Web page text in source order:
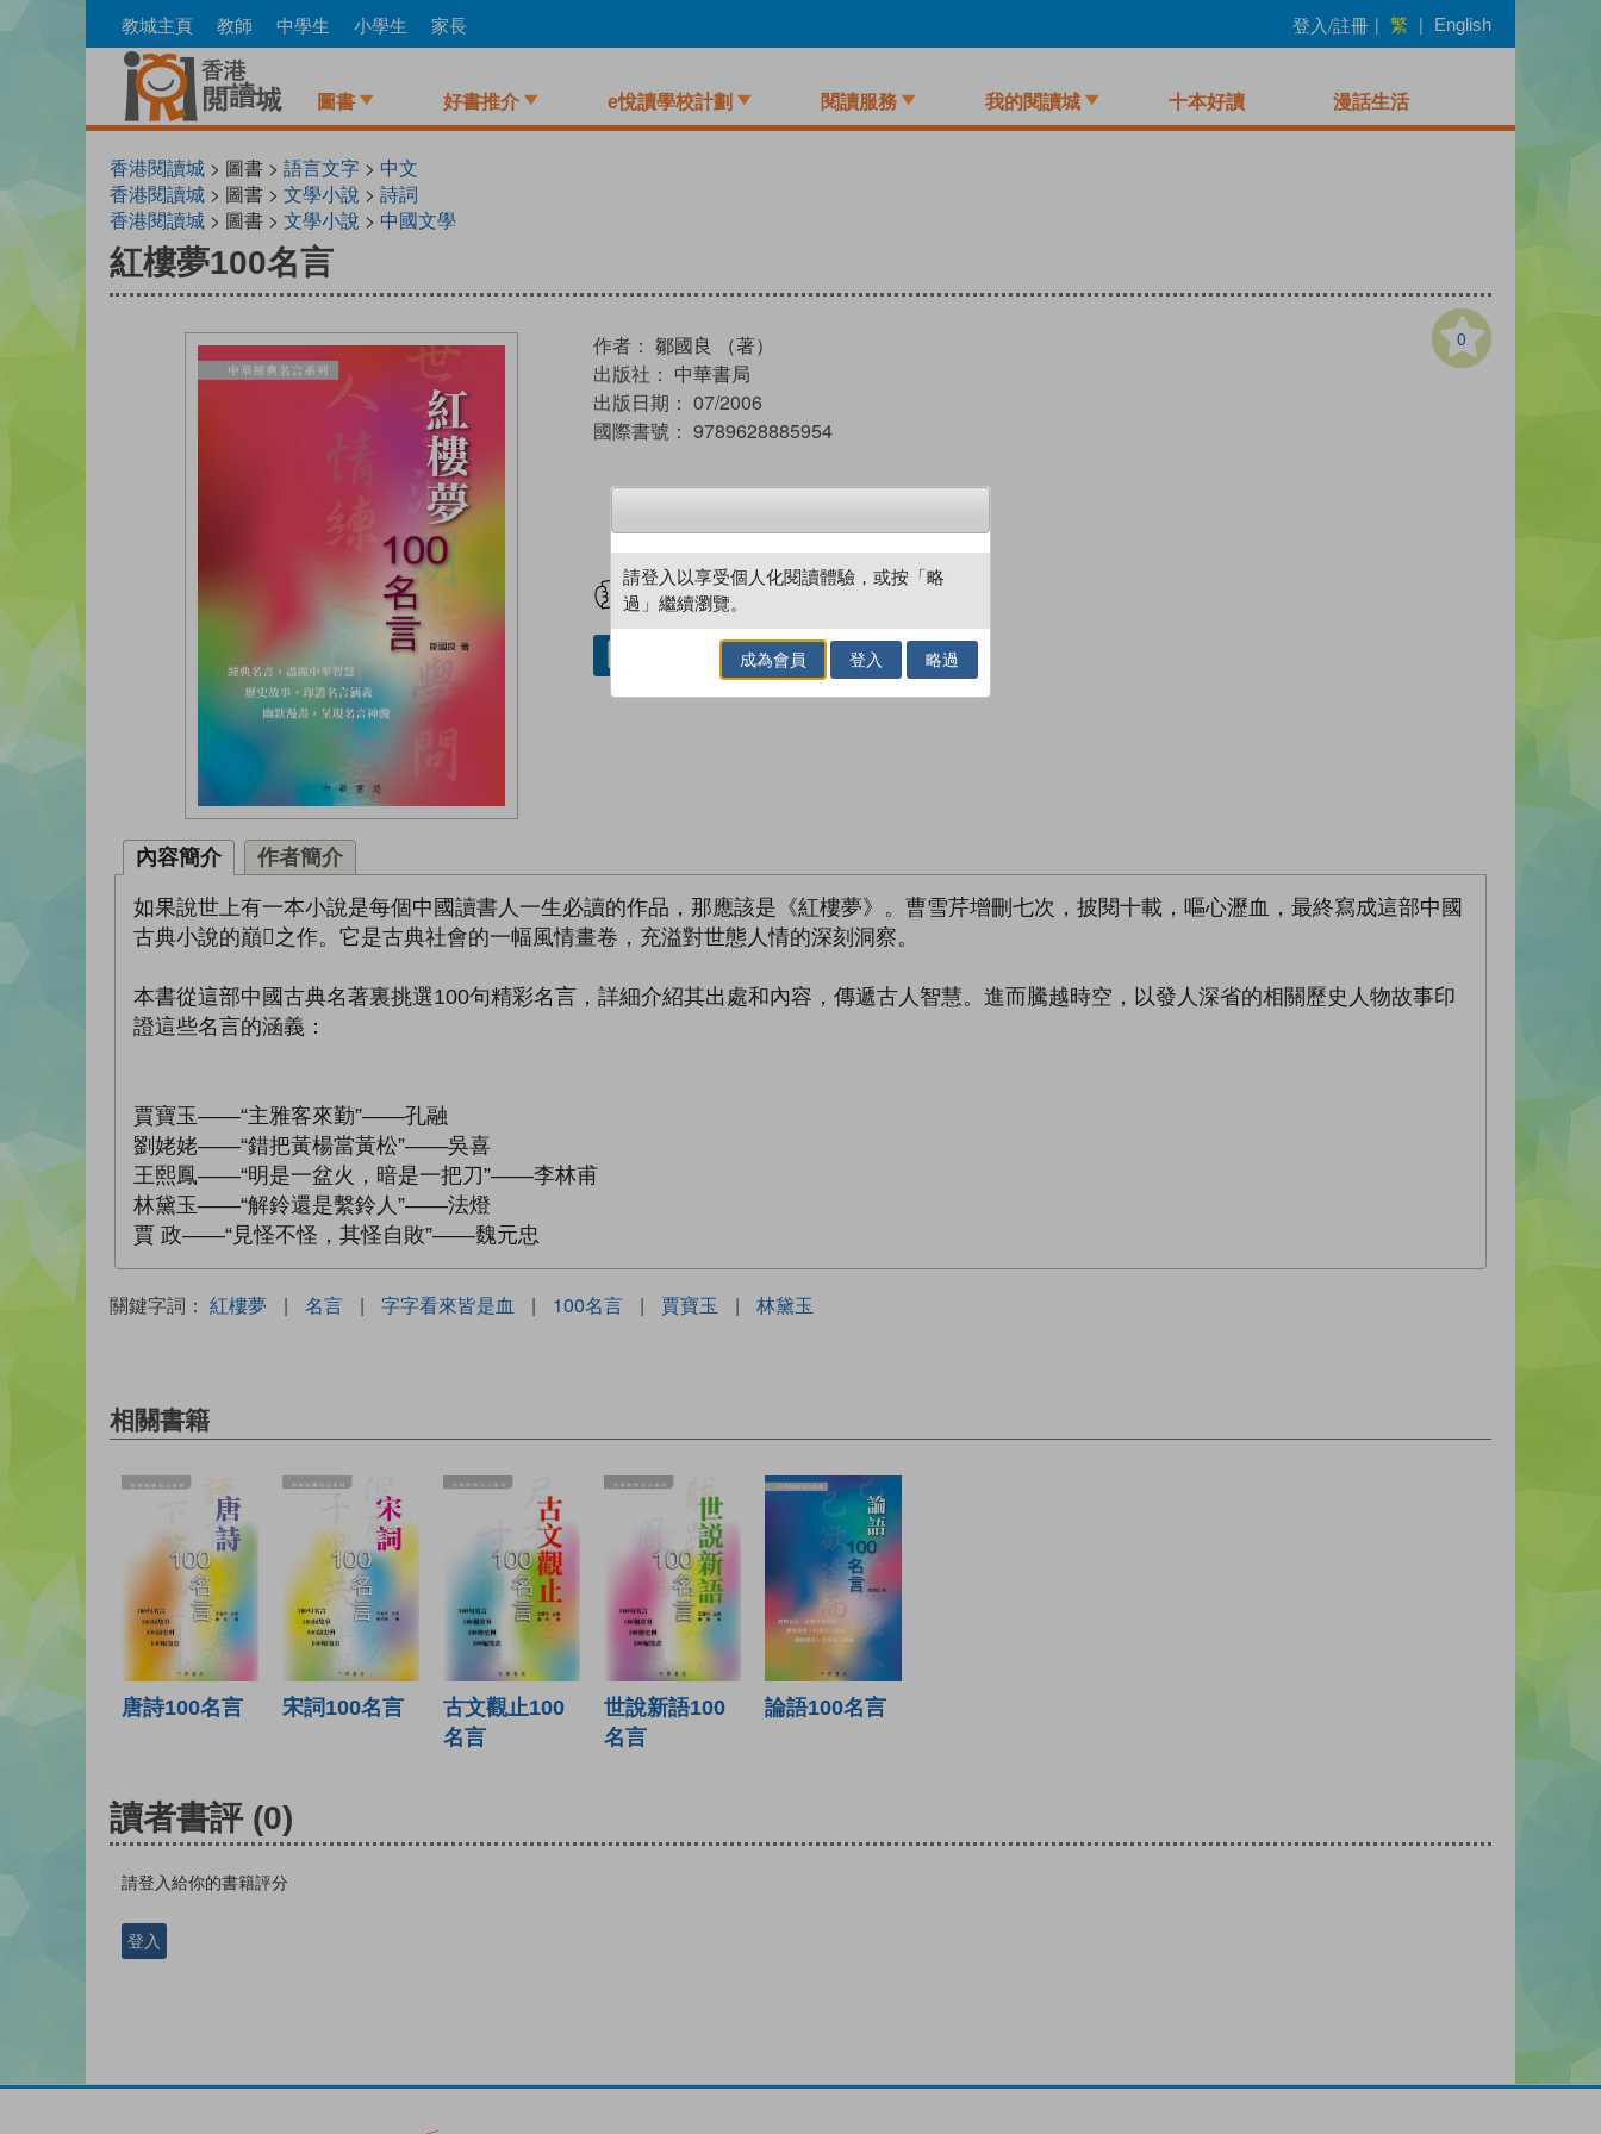
to
教城主頁 教師 中學生 小學生 家長 登入/註冊 | 繁 | English
圖書 好書推介 e悅讀學校計劃 閱讀服務 我的閱讀城 十本好讀 漫話生活
香港閱讀城 > 圖書 > 語言文字 > 中文
香港閱讀城 > 圖書 > 文學小說 > 詩詞
香港閱讀城 > 圖書 > 文學小說 > 中國文學
紅樓夢100名言
0
作者： 鄒國良 （著）
出版社： 中華書局
出版日期： 07/2006
國際書號： 9789628885954
試閲 加入閱讀紀錄
借閱實體書
內容簡介 作者簡介
如果說世上有一本小說是每個中國讀書人一生必讀的作品，那應該是《紅樓夢》。曹雪芹增刪七次，披閱十載，嘔心瀝血，最終寫成這部中國
古典小說的巔之作。它是古典社會的一幅風情畫卷，充溢對世態人情的深刻洞察。
本書從這部中國古典名著裏挑選100句精彩名言，詳細介紹其出處和內容，傳遞古人智慧。進而騰越時空，以發人深省的相關歷史人物故事印
證這些名言的涵義：
賈寶玉——“主雅客來勤”——孔融
劉姥姥——“錯把黃楊當黃松”——吳喜
王熙鳳——“明是一盆火，暗是一把刀”——李林甫
林黛玉——“解鈴還是繫鈴人”——法燈
賈 政——“見怪不怪，其怪自敗”——魏元忠
關鍵字詞： 紅樓夢 | 名言 | 字字看來皆是血 | 100名言 | 賈寶玉 | 林黛玉
相關書籍
唐詩100名言 宋詞100名言
古文觀止100
名言
世說新語100
名言
論語100名言
讀者書評 (0)
請登入給你的書籍評分
登入
請登入以享受個人化閱讀體驗，或按「略
過」繼續瀏覽。
成為會員 登入 略過